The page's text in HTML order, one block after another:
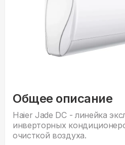
Общее описание
Haier Jade DC - линейка
инверторных
очисткой воздуха.